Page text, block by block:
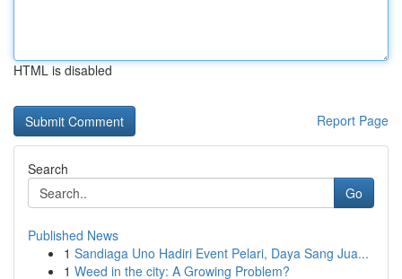
HTML is disabled
Report Page
Search
Go
Published News
1 Sandiaga Uno Hadiri Event Pelari, Daya Sang Jua...
1 Weed in the city: A Growing Problem?